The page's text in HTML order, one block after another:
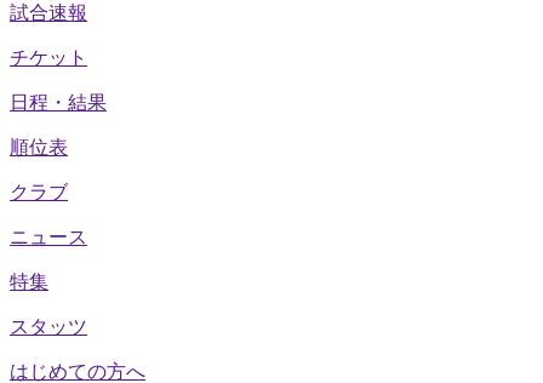
試合速報
チケット
日程・結果
順位表
クラブ
ニュース
特集
スタッツ
はじめての方へ